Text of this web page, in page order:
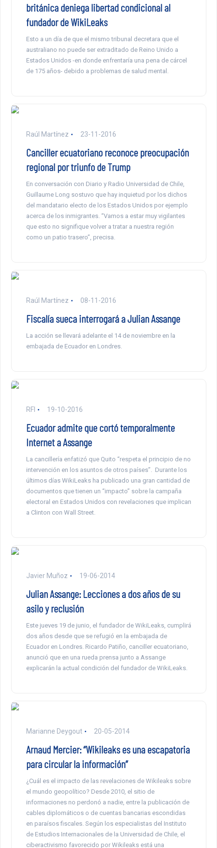
británica deniega libertad condicional al
fundador de WikiLeaks
Esto a un día de que el mismo tribunal decretara que el
australiano no puede ser extraditado de Reino Unido a
Estados Unidos -en donde enfrentaría una pena de cárcel
de 175 años- debido a problemas de salud mental.
Raúl Martínez 23-11-2016
​​Canciller ecuatoriano reconoce preocupación
regional por triunfo de Trump
En conversación con Diario y Radio Universidad de Chile,
Guillaume Long sostuvo que hay inquietud por los dichos
del mandatario electo de los Estados Unidos por ejemplo
acerca de los inmigrantes. “Vamos a estar muy vigilantes
que esto no signifique volver a tratar a nuestra región
como un patio trasero”, precisa.
Raúl Martínez 08-11-2016
Fiscalía sueca interrogará a Julian Assange
La acción se llevará adelante el 14 de noviembre en la
embajada de Ecuador en Londres.
RFI 19-10-2016
Ecuador admite que cortó temporalmente
Internet a Assange
La cancillería enfatizó que Quito “respeta el principio de no
intervención en los asuntos de otros países”. Durante los
últimos días WikiLeaks ha publicado una gran cantidad de
documentos que tienen un “impacto” sobre la campaña
electoral en Estados Unidos con revelaciones que implican
a Clinton con Wall Street.
Javier Muñoz 19-06-2014
Julian Assange: Lecciones a dos años de su
asilo y reclusión
Este jueves 19 de junio, el fundador de WikiLeaks, cumplirá
dos años desde que se refugió en la embajada de
Ecuador en Londres. Ricardo Patiño, canciller ecuatoriano,
anunció que en una rueda prensa junto a Assange
explicarán la actual condición del fundador de WikiLeaks.
Marianne Deygout 20-05-2014
Arnaud Mercier: “Wikileaks es una escapatoria
para circular la información”
¿Cuál es el impacto de las revelaciones de Wikileaks sobre
el mundo geopolítico? Desde 2010, el sitio de
informaciones no perdonó a nadie, entre la publicación de
cables diplomáticos o de cuentas bancarias escondidas
en paraísos fiscales. Según los especialistas del Instituto
de Estudios Internacionales de la Universidad de Chile, el
ciberactivismo favorecido por Wikileaks está una